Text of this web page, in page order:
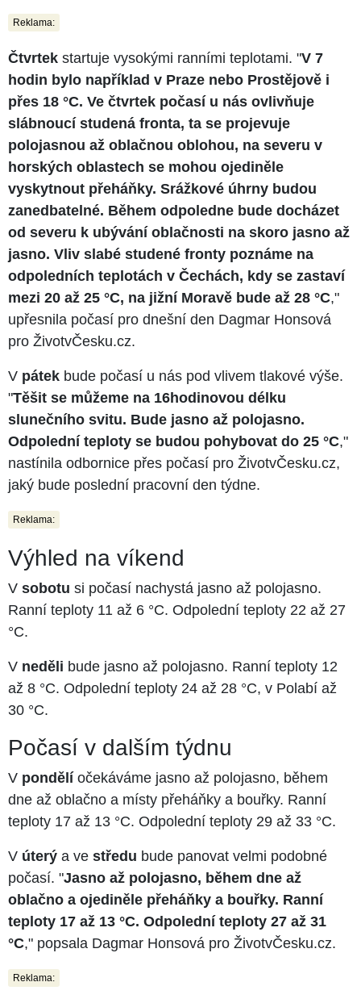
Reklama:
Čtvrtek startuje vysokými ranními teplotami. "V 7
hodin bylo například v Praze nebo Prostějově i
přes 18 °C. Ve čtvrtek počasí u nás ovlivňuje
slábnoucí studená fronta, ta se projevuje
polojasnou až oblačnou oblohou, na severu v
horských oblastech se mohou ojediněle
vyskytnout přeháňky. Srážkové úhrny budou
zanedbatelné. Během odpoledne bude docházet
od severu k ubývání oblačnosti na skoro jasno až
jasno. Vliv slabé studené fronty poznáme na
odpoledních teplotách v Čechách, kdy se zastaví
mezi 20 až 25 °C, na jižní Moravě bude až 28 °C,"
upřesnila počasí pro dnešní den Dagmar Honsová
pro ŽivotvČesku.cz.
V pátek bude počasí u nás pod vlivem tlakové výše.
"Těšit se můžeme na 16hodinovou délku
slunečního svitu. Bude jasno až polojasno.
Odpolední teploty se budou pohybovat do 25 °C,"
nastínila odbornice přes počasí pro ŽivotvČesku.cz,
jaký bude poslední pracovní den týdne.
Reklama:
Výhled na víkend
V sobotu si počasí nachystá jasno až polojasno.
Ranní teploty 11 až 6 °C. Odpolední teploty 22 až 27
°C.
V neděli bude jasno až polojasno. Ranní teploty 12
až 8 °C. Odpolední teploty 24 až 28 °C, v Polabí až
30 °C.
Počasí v dalším týdnu
V pondělíočekáváme jasno až polojasno, během
dne až oblačno a místy přeháňky a bouřky. Ranní
teploty 17 až 13 °C. Odpolední teploty 29 až 33 °C.
V úterý a ve středu bude panovat velmi podobné
počasí. "Jasno až polojasno, během dne až
oblačno a ojediněle přeháňky a bouřky. Ranní
teploty 17 až 13 °C. Odpolední teploty 27 až 31
°C," popsala Dagmar Honsová pro ŽivotvČesku.cz.
Reklama: